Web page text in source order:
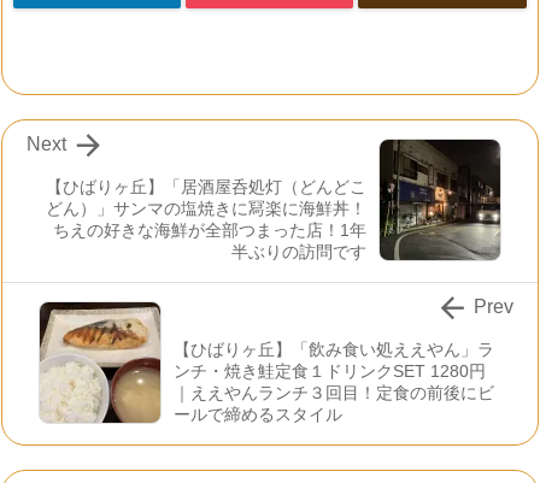
【ひばりヶ丘】「居酒屋呑処灯（どんどこ
どん）」サンマの塩焼きに冩楽に海鮮丼！
ちえの好きな海鮮が全部つまった店！1年
半ぶりの訪問です

Next
【ひばりヶ丘】「飲み食い処ええやん」ラ
ンチ・焼き鮭定食１ドリンクSET 1280円
｜ええやんランチ３回目！定食の前後にビ
ールで締めるスタイル
 Prev